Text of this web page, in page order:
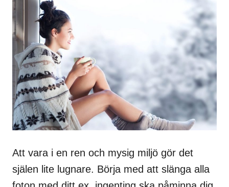
Att vara i en ren och mysig miljö gör det
själen lite lugnare. Börja med att slänga alla